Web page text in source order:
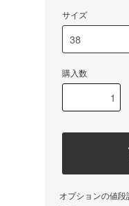
サイズ
購入数
オプションの値段